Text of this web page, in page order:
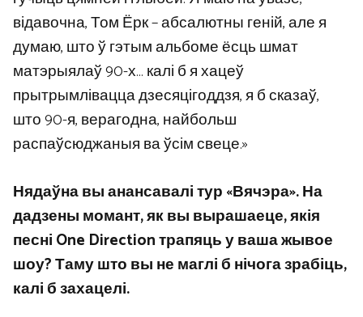
відавочна, Том Ёрк – абсалютны геній, але я
думаю, што ў гэтым альбоме ёсць шмат
матэрыялаў 90-х… калі б я хацеў
прытрымлівацца дзесяцігоддзя, я б сказаў,
што 90-я, верагодна, найбольш
распаўсюджаныя ва ўсім свеце.»
Нядаўна вы анансавалі тур «Вячэра». На
дадзены момант, як вы вырашаеце, якія
песні One Direction трапяць у ваша жывое
шоу? Таму што вы не маглі б нічога зрабіць,
калі б захацелі.